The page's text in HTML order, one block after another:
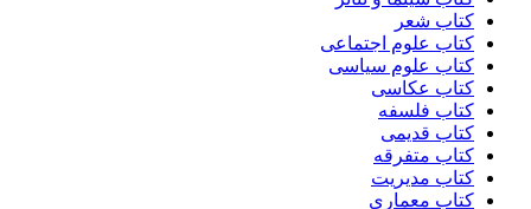
کتاب شعر
کتاب علوم اجتماعی
کتاب علوم سیاسی
کتاب عکاسی
کتاب فلسفه
کتاب قدیمی
کتاب متفرقه
کتاب مدیریت
کتاب معماری